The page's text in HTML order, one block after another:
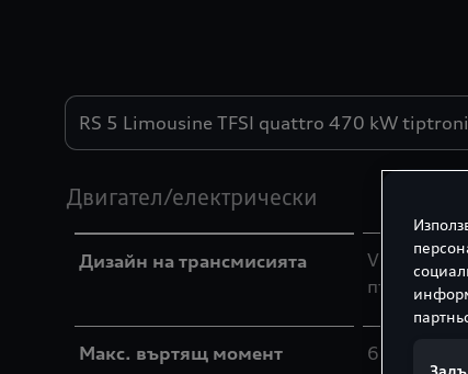
Двигатели
Двигател/електрически
Дизайн на трансмисията
V6
пълнене на
Макс. въртящ момент 600 Nm